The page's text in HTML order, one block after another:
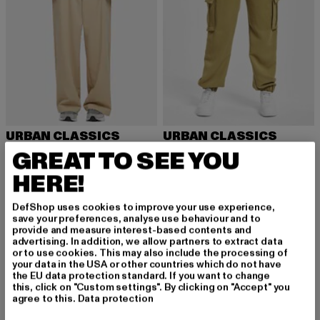
URBAN CLASSICS
Ultra Wide Pleat-Front
22,00 EUR
Derzeitiger Preis: 22,00 EUR
54,99 EUR Aktionspreis: 54,99 EUR
URBAN CLASSICS
Viscose Twill
21,00 EUR
Derzeitiger Preis: 21,00 EUR
49,99 EUR
NEU -49% -31%
GREAT TO SEE YOU
HERE!
DefShop uses cookies to improve your use experience,
save your preferences, analyse use behaviour and to
provide and measure interest-based contents and
advertising. In addition, we allow partners to extract data
or to use cookies. This may also include the processing of
your data in the USA or other countries which do not have
the EU data protection standard. If you want to change
this, click on "Custom settings". By clicking on "Accept" you
agree to this. Data protection